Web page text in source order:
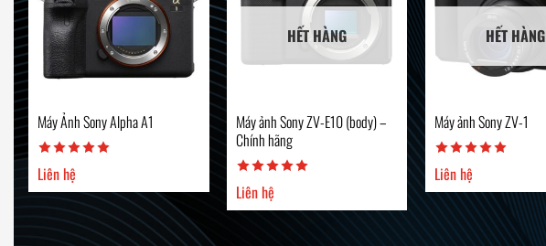
Máy Ảnh Sony Alpha A1
Liên hệ
HẾT HÀNG
Máy ảnh Sony ZV-E10 (body) –
Chính hãng
Liên hệ
HẾT HÀNG
Máy ảnh Sony ZV-1
Liên hệ